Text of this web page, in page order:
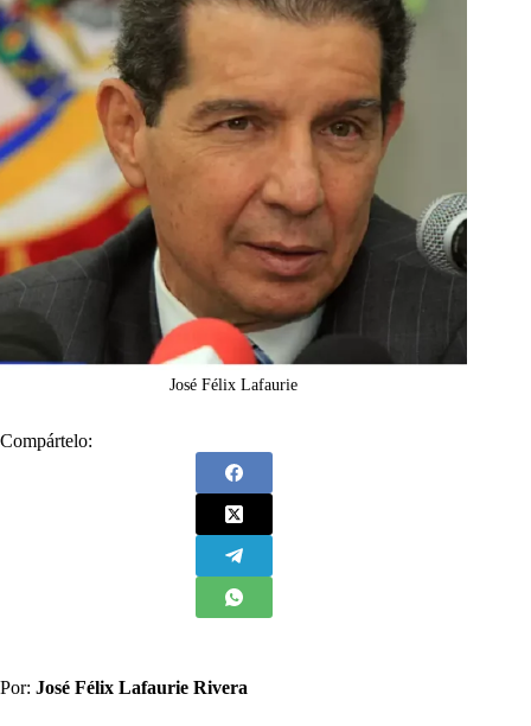
José Félix Lafaurie
Compártelo:
Por: José Félix Lafaurie Rivera